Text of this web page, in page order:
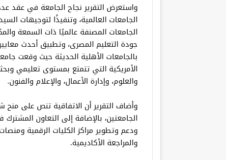
واستعرض التقرير نجاح الجامعة في عقد
الجامعات العالمية، وتنفيذًا لتوجيهات
الجامعات المصنفة عالميًا ذات السمعة
جودة التعليم المصرى، وتطبيق أحدث
بالجامعات الأهلية الحديثة حيث وقعت
الأمريكية التي تتمتع بمستوى تعليمي
والعلوم، وإدارة الأعمال، والإعلام والفنون.
الجامعتين، بالإضافة إلى التعاون
ودعم وتطوير مراكز الكليات الرقمية
والمراجعة الأكاديمية.